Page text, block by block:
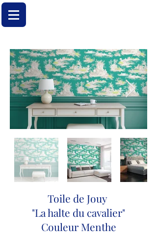
Toile de Jouy
"La halte du cavalier"
Couleur Menthe